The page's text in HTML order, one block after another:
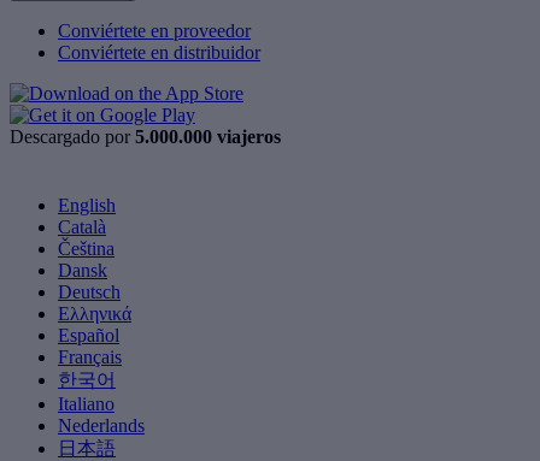
Conviértete en proveedor
Conviértete en distribuidor
Descargado por 5.000.000 viajeros
English
Català
Čeština
Dansk
Deutsch
Ελληνικά
Español
Français
한국어
Italiano
Nederlands
日本語